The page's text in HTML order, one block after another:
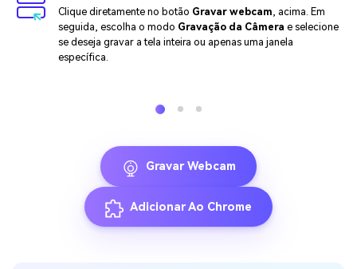
Clique diretamente no botão Gravar webcam , acima. Em
seguida, escolha o modo Gravação da Câmera e selecione
se deseja gravar a tela inteira ou apenas uma janela
específica.
Gravar Webcam
Adicionar Ao Chrome